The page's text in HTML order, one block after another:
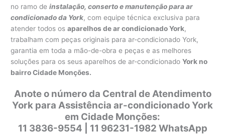
no ramo deinstalação, conserto e manutenção para ar
condicionado da York, com equipe técnica exclusiva para
atender todos osaparelhos de ar condicionado York,
trabalham com peças originais para ar-condicionado York,
garantia em toda a mão-de-obra e peças e as melhores
soluções para os seus aparelhos de ar-condicionadoYork no
bairro Cidade Monções.
Anote o número da Central de Atendimento
York para Assistência ar-condicionado York
em Cidade Monções:
11 3836-9554 | 11 96231-1982 WhatsApp